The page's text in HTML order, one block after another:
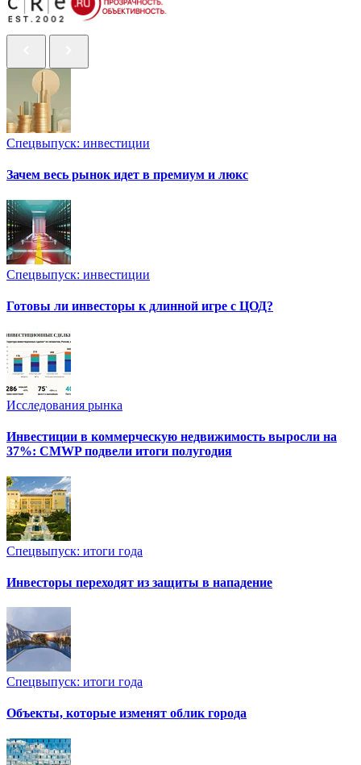
Спецвыпуск: инвестиции
Зачем весь рынок идет в премиум и люкс
Спецвыпуск: инвестиции
Готовы ли инвесторы к длинной игре с ЦОД?
Исследования рынка
Инвестиции в коммерческую недвижимость выросли на
37%: CMWP подвели итоги полугодия
Спецвыпуск: итоги года
Инвесторы переходят из защиты в нападение
Спецвыпуск: итоги года
Объекты, которые изменят облик города